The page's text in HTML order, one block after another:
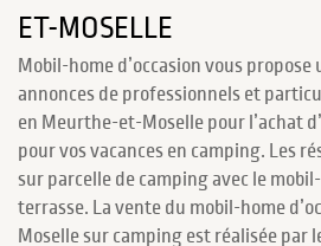
ET-MOSELLE
Mobil-home d’occasion vous
annonces de professionnels et
en Meurthe-et-Moselle pour l’achat
pour vos vacances en camping. Les
sur parcelle de camping avec le
terrasse. La vente du mobil-home
Moselle sur camping est réalisée par